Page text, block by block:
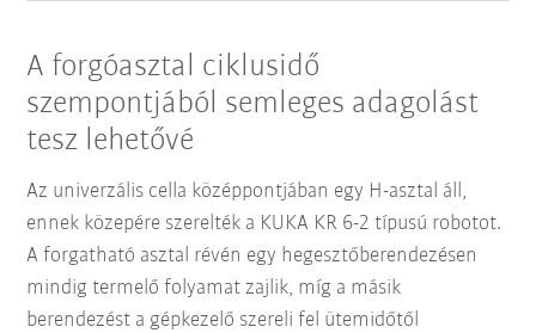
A forgóasztal ciklusidő
szempontjából semleges adagolást
tesz lehetővé
Az univerzális cella középpontjában egy H-asztal áll,
ennek közepére szerelték a KUKA KR 6-2 típusú robotot.
A forgatható asztal révén egy hegesztőberendezésen
mindig termelő folyamat zajlik, míg a másik
berendezést a gépkezelő szereli fel ütemidőtől